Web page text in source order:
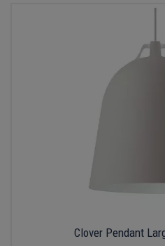
Clover Pendant